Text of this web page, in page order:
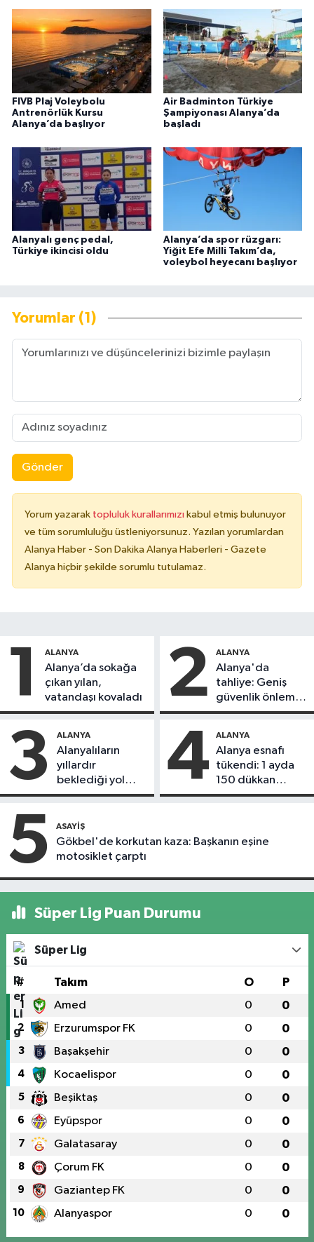
FIVB Plaj Voleybolu
Antrenörlük Kursu
Alanya’da başlıyor
Air Badminton Türkiye
Şampiyonası Alanya’da
başladı
Alanyalı genç pedal,
Türkiye ikincisi oldu
Alanya’da spor rüzgarı:
Yiğit Efe Milli Takım’da,
voleybol heyecanı başlıyor
Yorumlar (1)
Gönder
Yorum yazarak topluluk kurallarımızı kabul etmiş bulunuyor
ve tüm sorumluluğu üstleniyorsunuz. Yazılan yorumlardan
Alanya Haber - Son Dakika Alanya Haberleri - Gazete
Alanya hiçbir şekilde sorumlu tutulamaz.
1 ALANYA
Alanya’da sokağa
çıkan yılan,
vatandaşı kovaladı
2 ALANYA
Alanya'da
tahliye: Geniş
güvenlik önlemi
alındı
3 ALANYA
Alanyalıların
yıllardır
beklediği yol
askıdan döndü
4 ALANYA
Alanya esnafı
tükendi: 1 ayda
150 dükkan
kapandı
5 ASAYIŞ
Gökbel'de korkutan kaza: Başkanın eşine
motosiklet çarptı
Süper Lig Puan Durumu
Süper Lig
# Takım O P
1 Amed 0 0
2 Erzurumspor FK 0 0
3 Başakşehir 0 0
4 Kocaelispor 0 0
5 Beşiktaş 0 0
6 Eyüpspor 0 0
7 Galatasaray 0 0
8 Çorum FK 0 0
9 Gaziantep FK 0 0
10 Alanyaspor 0 0